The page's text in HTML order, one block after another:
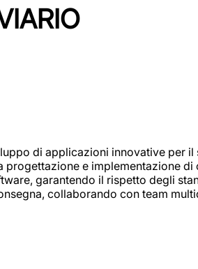
di applicazioni innovative per
e implementazione
garantendo il rispetto degli
collaborando con team